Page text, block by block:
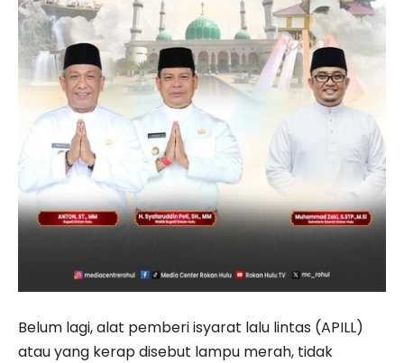
Belum lagi, alat pemberi isyarat lalu lintas (APILL)
atau yang kerap disebut lampu merah, tidak